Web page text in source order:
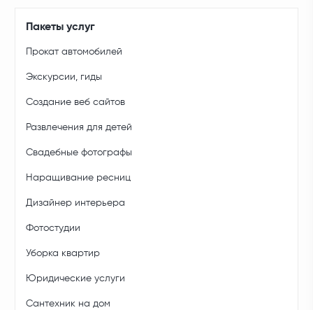
Пакеты услуг
Прокат автомобилей
Экскурсии, гиды
Создание веб сайтов
Развлечения для детей
Свадебные фотографы
Наращивание ресниц
Дизайнер интерьера
Фотостудии
Уборка квартир
Юридические услуги
Сантехник на дом